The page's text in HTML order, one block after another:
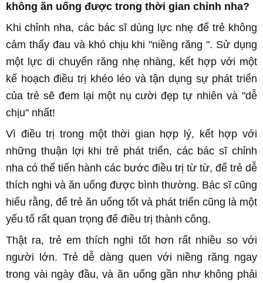
không ăn uống được trong thời gian chỉnh nha?
Khichỉnh nha, các bác sĩ dùng lực nhẹ để trẻ không
cảm thấy đau và khó chịu khi "niềng răng ". Sử dụng
một lực di chuyển răng nhẹ nhàng, kết hợp với một
kế hoạch điều trị khéo léo và tận dụng sự phát triển
của trẻ sẽ đem lại một nụ cười đẹp tự nhiên và "dễ
chịu" nhất!
Vì điều trị trong một thời gian hợp lý, kết hợp với
những thuận lợi khi trẻ phát triển, các bác sĩ chỉnh
nha có thể tiến hành các bước điều trị từ từ, để trẻ dễ
thích nghi và ăn uống được bình thường. Bác sĩ cũng
hiểu rằng, để trẻ ăn uống tốt và phát triển cũng là một
yếu tố rất quan trọng để điều trị thành công.
Thật ra, trẻ em thích nghi tốt hơn rất nhiều so với
người lớn. Trẻ dễ dàng quen với niềng răng ngay
trong vài ngày đầu, và ăn uống gần như không phải